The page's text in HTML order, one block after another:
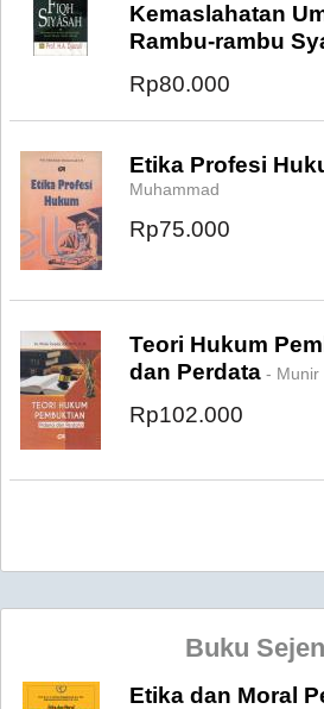
Kemaslahatan
Rambu-rambu
Rp80.000
Etika Profesi
Muhammad
Rp75.000
Teori Hukum
dan Perdata - Munir
Rp102.000
Buku
Etika dan Moral